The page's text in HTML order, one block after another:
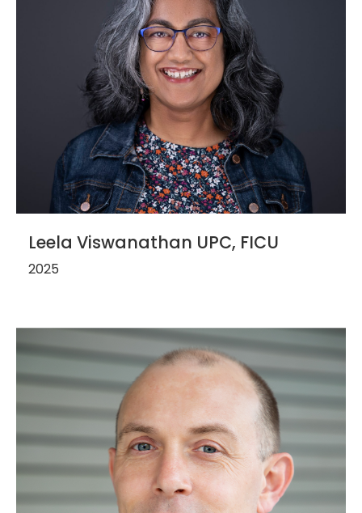
Leela Viswanathan UPC, FICU
2025